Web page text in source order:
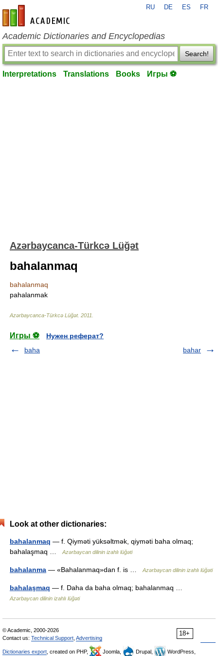
en-academic.com
RU DE ES FR
Academic Dictionaries and Encyclopedias
Search!
Interpretations Translations Books Игры ⚽
Azərbaycanca-Türkcə Lüğət
bahalanmaq
bahalanmaq
pahalanmak
Azərbaycanca-Türkcə Lüğət. 2011
Игры ⚽
Нужен реферат?
baha
bahar
Look at other dictionaries:
bahalanmaq — f. Qiyməti yüksəltmək, qiyməti baha olmaq;
bahalaşmaq …
Azərbaycan dilinin izahlı lüğəti
bahalanma — «Bahalanmaq»dan f. is … Azərbaycan dilinin izahlı lüğəti
bahalaşmaq — f. Daha da baha olmaq; bahalanmaq …
Azərbaycan dilinin izahlı lüğəti
18+
© Academic, 2000-2026
Contact us: Technical Support Advertising
Dictionaries export , created on PHP, Joomla, Drupal, WordPress,